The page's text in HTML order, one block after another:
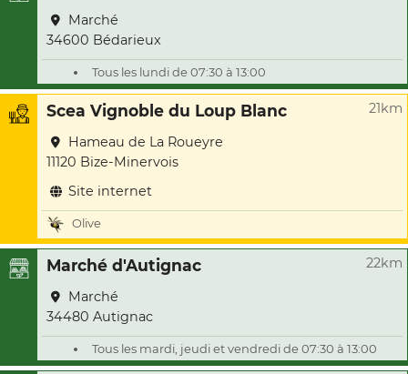
Marché
34600 Bédarieux
Tous les lundi de 07:30 à 13:00
Scea Vignoble du Loup Blanc 21km
Hameau de La Roueyre
11120 Bize-Minervois
Site internet
Olive
Marché d'Autignac 22km
Marché
34480 Autignac
Tous les mardi, jeudi et vendredi de 07:30 à 13:00